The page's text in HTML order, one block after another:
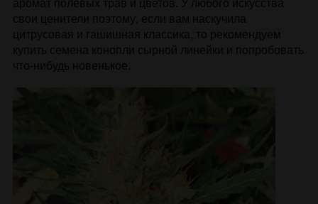
свои ценители поэтому, если вам наскучила
цитрусовая и гашишная классика, то рекомендуем
купить семена конопли сырной линейки и попробовать
что-нибудь новенькое.